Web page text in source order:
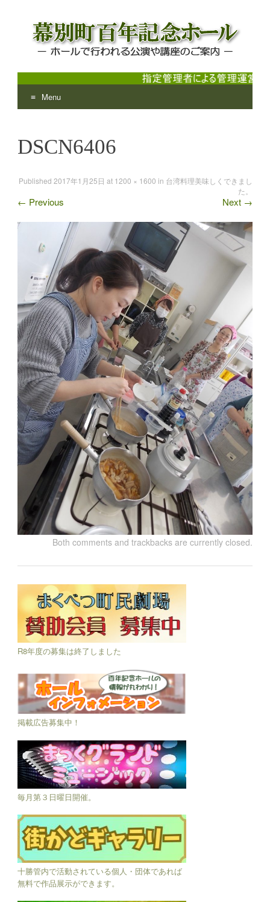
幕別町百年記念ホール
ホールで行われる公演や講座のご案内
Menu
content
DSCN6406
Published 2017年1月25日 at 1200 × 1600 in 台湾料理美味しくできまし
た。
← Previous Next →
Both comments and trackbacks are currently closed.
R8年度の募集は終了しました
掲載広告募集中！
毎月第３日曜日開催。
十勝管内で活動されている個人・団体であれば
無料で作品展示ができます。